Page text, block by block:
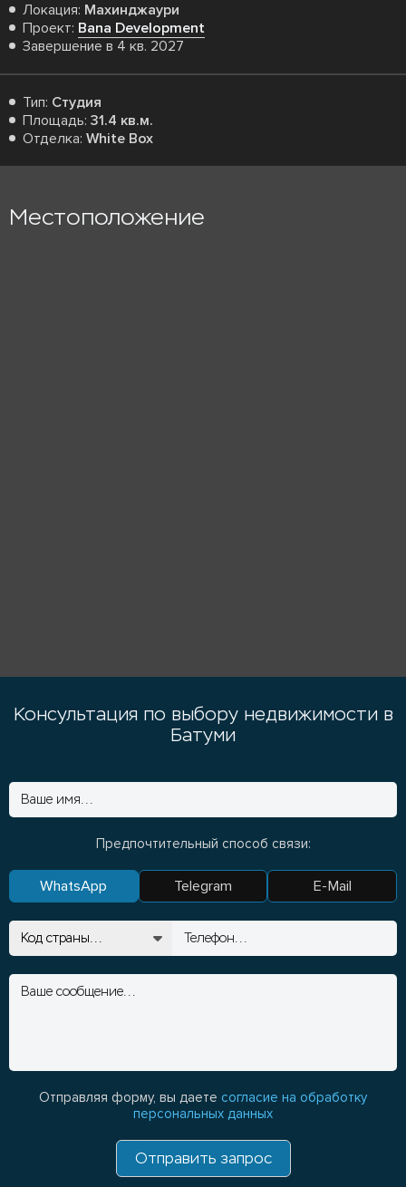
Локация: Махинджаури
Проект: Bana Development
Завершение в 4 кв. 2027
Тип: Студия
Площадь: 31.4 кв.м.
Отделка: White Box
Местоположение
Консультация по выбору недвижимости в
Батуми
Предпочтительный способ связи:
WhatsApp Telegram E-Mail
Отправляя форму, вы даете согласие на обработку
персональных данных
Отправить запрос